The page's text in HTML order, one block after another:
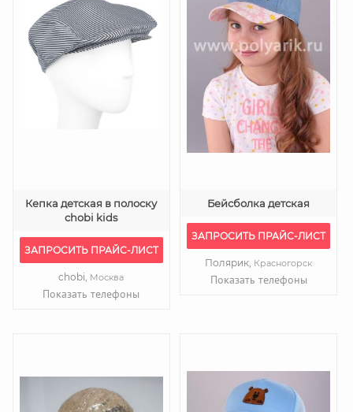
Кепка детская в полоску
chobi kids
ЗАПРОСИТЬ ПРАЙС-ЛИСТ
chobi, Москва
Показать телефоны
Бейсболка детская
ЗАПРОСИТЬ ПРАЙС-ЛИСТ
Полярик, Красногорск
Показать телефоны